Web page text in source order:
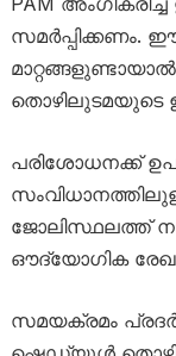
സമർപ്പിക്കണം.
തൊഴിലുടമയുടെ
പരിശോധനക്ക്
ജോലിസ്ഥലത്ത്
ഔദ്യോഗിക
സമയക്രമം